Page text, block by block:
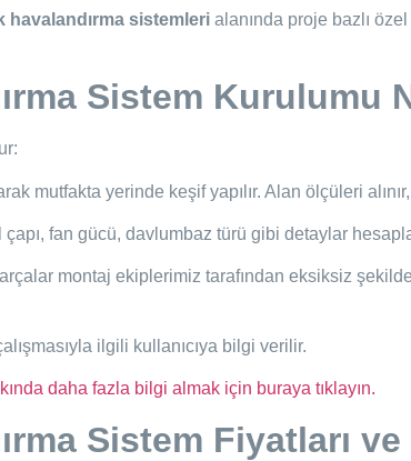
havalandırma sistemleri alanında proje bazlı
Sistem Kurulumu
mutfakta yerinde keşif yapılır. Alan ölçüleri
fan gücü, davlumbaz türü gibi detaylar
montaj ekiplerimiz tarafından eksiksiz
ilgili kullanıcıya bilgi verilir.
daha fazla bilgi almak için buraya tıklayın.
Sistem Fiyatları